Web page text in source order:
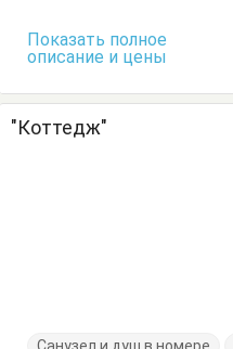
Показать полное
описание и цены
"Коттедж"